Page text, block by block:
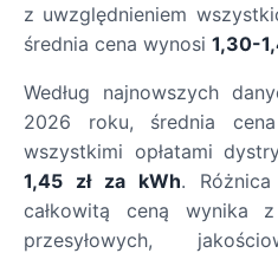
z uwzględnieniem
średnia cena wynosi 1,30-
Według najnowszych
2026 roku, średnia
wszystkimi opłatami
1,45 zł za kWh.
całkowitą ceną wynika
przesyłowych,